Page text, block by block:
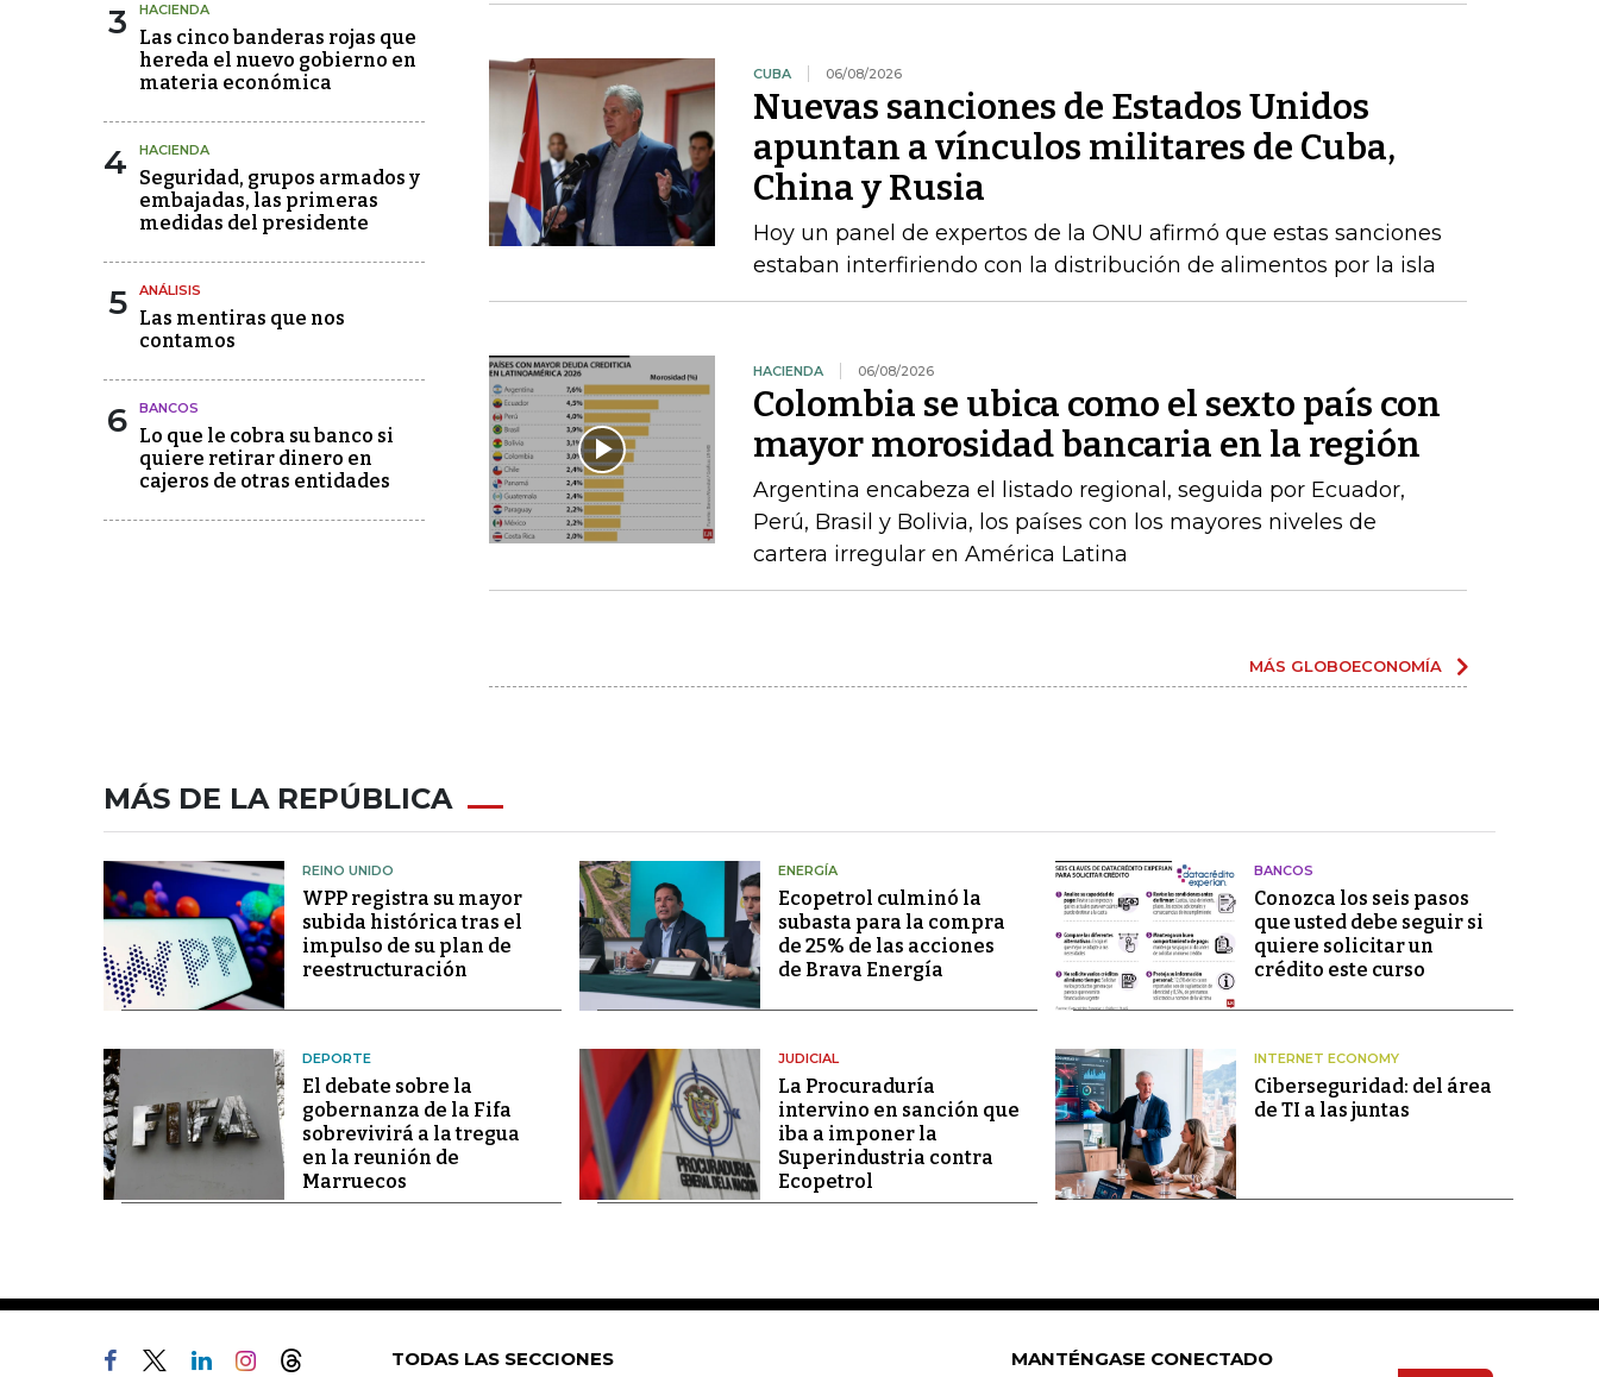
3 HACIENDA
Las cinco banderas rojas que
hereda el nuevo gobierno en
materia económica
4 HACIENDA
Seguridad, grupos armados y
embajadas, las primeras
medidas del presidente
5 ANÁLISIS
Las mentiras que nos
contamos
6 BANCOS
Lo que le cobra su banco si
quiere retirar dinero en
cajeros de otras entidades
CUBA 06/08/2026
Nuevas sanciones de Estados Unidos
apuntan a vínculos militares de Cuba,
China y Rusia
Hoy un panel de expertos de la ONU afirmó que estas sanciones
estaban interfiriendo con la distribución de alimentos por la isla
HACIENDA 06/08/2026
Colombia se ubica como el sexto país con
mayor morosidad bancaria en la región
Argentina encabeza el listado regional, seguida por Ecuador,
Perú, Brasil y Bolivia, los países con los mayores niveles de
cartera irregular en América Latina
MÁS GLOBOECONOMÍA
MÁS DE LA REPÚBLICA
REINO UNIDO
WPP registra su mayor
subida histórica tras el
impulso de su plan de
reestructuración
ENERGÍA
Ecopetrol culminó la
subasta para la compra
de 25% de las acciones
de Brava Energía
BANCOS
Conozca los seis pasos
que usted debe seguir si
quiere solicitar un
crédito este curso
DEPORTE
El debate sobre la
gobernanza de la Fifa
sobrevivirá a la tregua
en la reunión de
Marruecos
JUDICIAL
La Procuraduría
intervino en sanción que
iba a imponer la
Superindustria contra
Ecopetrol
INTERNET ECONOMY
Ciberseguridad: del área
de TI a las juntas
TODAS LAS SECCIONES MANTÉNGASE CONECTADO